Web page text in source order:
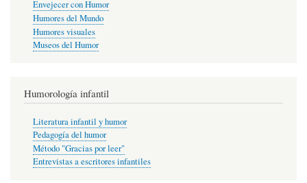
Envejecer con Humor
Humores del Mundo
Humores visuales
Museos del Humor
Humorología infantil
Literatura infantil y humor
Pedagogía del humor
Método "Gracias por leer"
Entrevistas a escritores infantiles